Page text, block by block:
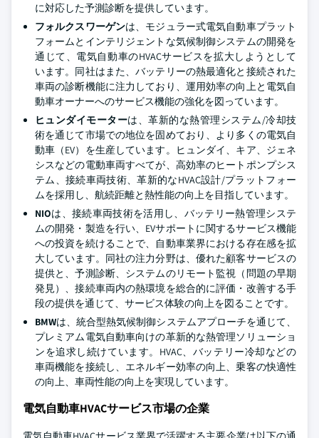
に対応した予測診断を提供しています。
フォルクスワーゲンは、モジュラー式電気自動車プラット
フォームとインテリジェントな気候制御システムの開発を
通じて、電気自動車のHVACサービスを拡大しようとして
います。同社はまた、バッテリーの熱最適化と接続された
車両の診断機能に注力しており、運用効率の向上と電気自
動車オーナーへのサービス機能の強化を図っています。
ヒュンダイモーターは、革新的な熱管理システム/冷却技
術を通じて市場での地位を固めており、より多くの電気自
動車（EV）を生産しています。ヒュンダイ、キア、ジェネ
シスなどの電動車両すべてが、高効率のヒートポンプシス
テム、接続車両技術、革新的なHVAC設計/プラットフォー
ムを採用し、航続距離と熱性能の向上を目指しています。
NIOは、接続車両技術を活用し、バッテリー熱管理システ
ムの開発・製造を行い、EVサポートに関するサービス機能
への投資を続けることで、自動車業界における存在感を拡
大しています。同社の注力分野は、優れた顧客サービスの
提供と、予測診断、システムのリモート監視（問題の早期
発見）、接続車両内の熱環境を総合的に評価・改善する手
段の提供を通じて、サービス体験の向上を図ることです。
BMWは、統合型熱気候制御システムアプローチを通じて、
プレミアム電気自動車向けの革新的な熱管理ソリューショ
ンを追求し続けています。HVAC、バッテリー冷却などの
車両機能を接続し、エネルギー効率の向上、乗客の快適性
の向上、車両性能の向上を実現しています。
電気自動車HVACサービス市場の企業